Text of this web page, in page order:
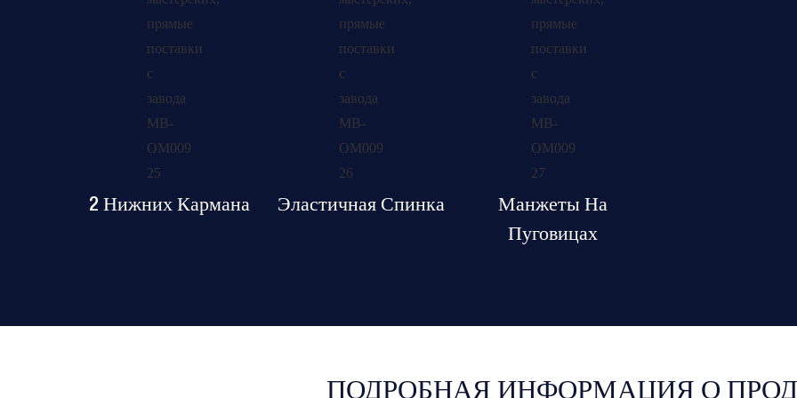
2 Нижних Кармана Эластичная Спинка
Манжеты На
Пуговицах
ПОДРОБНАЯ ИНФОРМАЦИЯ О